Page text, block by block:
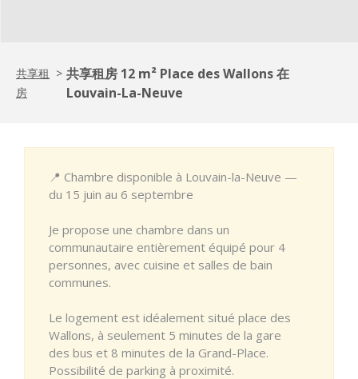
共享租
房
> 共享租房 12 m² Place des Wallons 在
Louvain-La-Neuve
📍 Chambre disponible à Louvain-la-Neuve —
du 15 juin au 6 septembre
Je propose une chambre dans un
communautaire entièrement équipé pour 4
personnes, avec cuisine et salles de bain
communes.
Le logement est idéalement situé place des
Wallons, à seulement 5 minutes de la gare
des bus et 8 minutes de la Grand-Place.
Possibilité de parking à proximité.